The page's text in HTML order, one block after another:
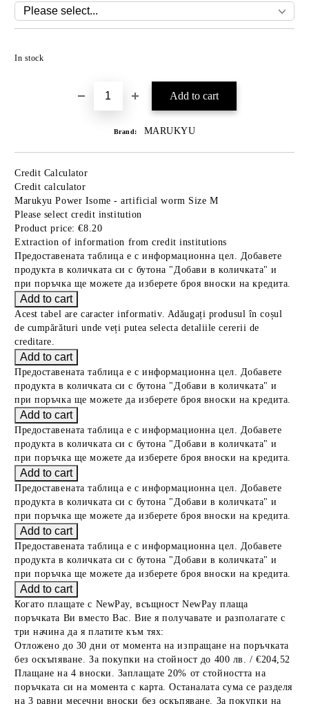
In stock
Brand: MARUKYU
Credit Calculator
Credit calculator
Marukyu Power Isome - artificial worm Size M
Please select credit institution
Product price: €8.20
Extraction of information from credit institutions
Предоставената таблица е с информационна цел. Добавете
продукта в количката си с бутона "Добави в количката" и
при поръчка ще можете да изберете броя вноски на кредита.
Acest tabel are caracter informativ. Adăugați produsul în coșul
de cumpărături unde veți putea selecta detaliile cererii de
creditare.
Предоставената таблица е с информационна цел. Добавете
продукта в количката си с бутона "Добави в количката" и
при поръчка ще можете да изберете броя вноски на кредита.
Предоставената таблица е с информационна цел. Добавете
продукта в количката си с бутона "Добави в количката" и
при поръчка ще можете да изберете броя вноски на кредита.
Предоставената таблица е с информационна цел. Добавете
продукта в количката си с бутона "Добави в количката" и
при поръчка ще можете да изберете броя вноски на кредита.
Предоставената таблица е с информационна цел. Добавете
продукта в количката си с бутона "Добави в количката" и
при поръчка ще можете да изберете броя вноски на кредита.
Когато плащате с NewPay, всъщност NewPay плаща
поръчката Ви вместо Вас. Вие я получавате и разполагате с
три начина да я платите към тях:
Отложено до 30 дни от момента на изпращане на поръчката
без оскъпяване. За покупки на стойност до 400 лв. / €204,52
Плащане на 4 вноски. Заплащате 20% от стойността на
поръчката си на момента с карта. Останалата сума се разделя
на 3 равни месечни вноски без оскъпяване. За покупки на